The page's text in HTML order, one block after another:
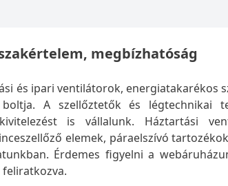
megbízhatóság
és ipari ventilátorok, energiatakarékos
A szellőztetők és légtechnikai
is vállalunk. Háztartási
elemek, páraelszívó
Érdemes figyelni a